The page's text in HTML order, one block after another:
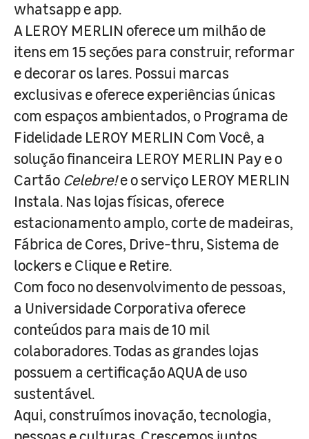
whatsapp e app.
A LEROY MERLIN oferece um milhão de
itens em 15 seções para construir, reformar
e decorar os lares. Possui marcas
exclusivas e oferece experiências únicas
com espaços ambientados, o Programa de
Fidelidade LEROY MERLIN Com Você, a
solução financeira LEROY MERLIN Pay e o
Cartão Celebre!e o serviço LEROY MERLIN
Instala. Nas lojas físicas, oferece
estacionamento amplo, corte de madeiras,
Fábrica de Cores, Drive-thru, Sistema de
lockers e Clique e Retire.
Com foco no desenvolvimento de pessoas,
a Universidade Corporativa oferece
conteúdos para mais de 10 mil
colaboradores. Todas as grandes lojas
possuem a certificação AQUA de uso
sustentável.
Aqui, construímos inovação, tecnologia,